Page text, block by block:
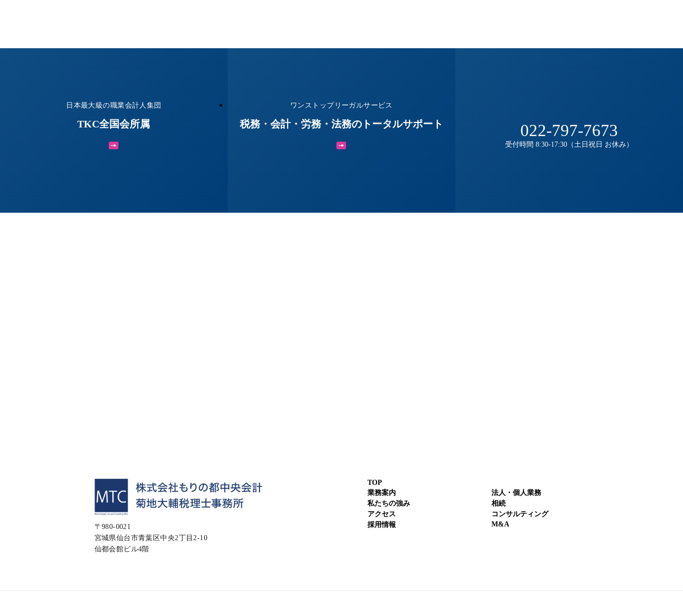
日本最大級の職業会計人集団
TKC全国会所属
ワンストップリーガルサービス
税務・会計・労務・法務のトータルサポート 022-797-7673
受付時間 8:30-17:30（土日祝日 お休み）
〒980-0021
宮城県仙台市青葉区中央2丁目2-10
仙都会館ビル4階
TOP
業務案内
私たちの強み
アクセス
採用情報
法人・個人業務
相続
コンサルティング
M&A